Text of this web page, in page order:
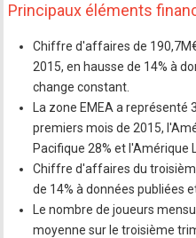
Principaux éléments
Chiffre d'affaires de
2015, en hausse de 14% à
change constant.
La zone EMEA a
premiers mois de 2015,
Pacifique 28% et l'Amérique
Chiffre d'affaires du
de 14% à données publiées
Le nombre de joueurs
moyenne sur le troisième